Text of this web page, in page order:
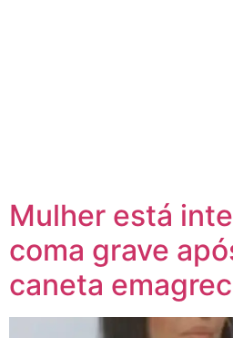
Mulher está
coma grave
caneta